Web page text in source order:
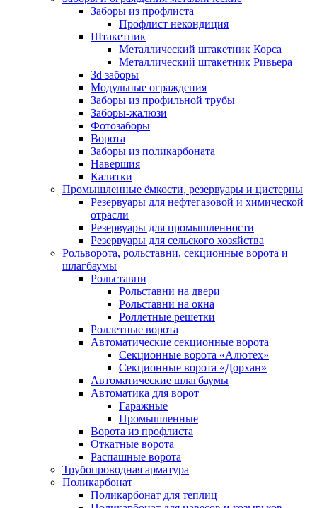
Заборы из профлиста
Профлист некондиция
Штакетник
Металлический штакетник Корса
Металлический штакетник Ривьера
3d заборы
Модульные ограждения
Заборы из профильной трубы
Заборы-жалюзи
Фотозаборы
Ворота
Заборы из поликарбоната
Навершия
Калитки
Промышленные ёмкости, резервуары и цистерны
Резервуары для нефтегазовой и химической
отрасли
Резервуары для промышленности
Резервуары для сельского хозяйства
Рольворота, рольставни, секционные ворота и
шлагбаумы
Рольставни
Рольставни на двери
Рольставни на окна
Роллетные решетки
Роллетные ворота
Автоматические секционные ворота
Секционные ворота «Алютех»
Секционные ворота «Дорхан»
Автоматические шлагбаумы
Автоматика для ворот
Гаражные
Промышленные
Ворота из профлиста
Откатные ворота
Распашные ворота
Трубопроводная арматура
Поликарбонат
Поликарбонат для теплиц